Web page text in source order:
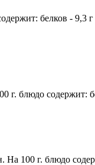
белков - 9,3
блюдо содержит:
100 г. блюдо